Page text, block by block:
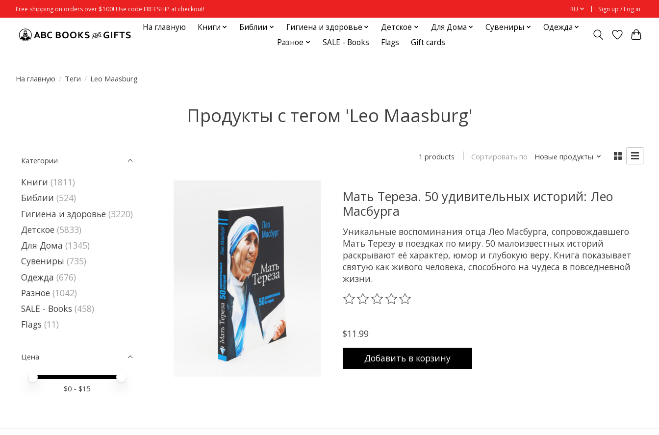
Free shipping on orders over $100! Use code FREESHIP at checkout! RU Sign up / Log in
На главную Книги Библии Гигиена и здоровье Детское Для Дома Сувениры
Одежда
Разное
SALE - Books Flags Gift cards
На главную / Теги / Leo Maasburg
Продукты с тегом 'Leo Maasburg'
Категории
Книги (1811)
Библии (524)
Гигиена и здоровье (3220)
Детское (5833)
Для Дома (1345)
Сувениры (735)
Одежда (676)
Разное (1042)
SALE - Books (458)
Flags (11)
Цена
Price minimum value
Price maximum value
$0 - $15
1 products Сортировать по Новые продукты
Мать Тереза. 50 удивительных историй: Лео
Масбурга
Уникальные воспоминания отца Лео Масбурга, сопровождавшего
Мать Терезу в поездках по миру. 50 малоизвестных историй
раскрывают её характер, юмор и глубокую веру. Книга показывает
святую как живого человека, способного на чудеса в повседневной
жизни.
The rating of this product is
$11.99
Добавить в корзину